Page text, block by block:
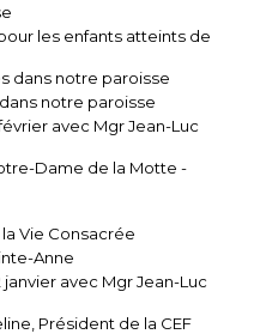
les enfants atteints de
dans notre paroisse
notre paroisse
avec Mgr Jean-Luc
Dame de la Motte -
Vie Consacrée
Anne
avec Mgr Jean-Luc
Président de la CEF